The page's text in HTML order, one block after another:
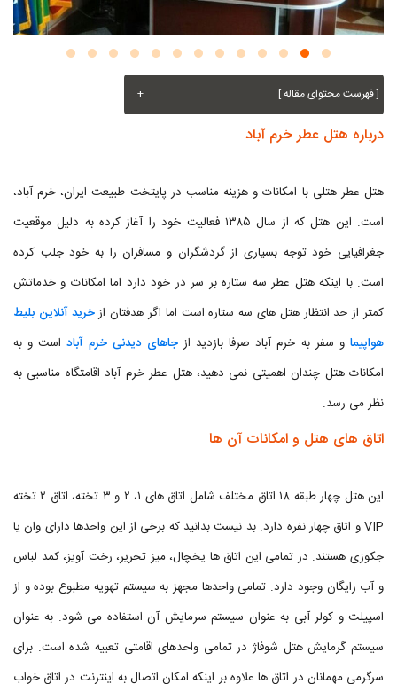
[ فهرست محتوای مقاله ] +
درباره هتل عطر خرم آباد
هتل عطر هتلی با امکانات و هزینه مناسب در پایتخت طبیعت ایران، خرم آباد،
است. این هتل که از سال ۱۳۸۵ فعالیت خود را آغاز کرده به دلیل موقعیت
جغرافیایی خود توجه بسیاری از گردشگران و مسافران را به خود جلب کرده
است. با اینکه هتل عطر سه ستاره بر سر در خود دارد اما امکانات و خدماتش
کمتر از حد انتظار هتل های سه ستاره است اما اگر هدفتان ازخرید آنلاین بلیط
هواپیماو سفر به خرم آباد صرفا بازدید ازجاهای دیدنی خرم آباداست و به
امکانات هتل چندان اهمیتی نمی دهید، هتل عطر خرم آباد اقامتگاه مناسبی به
نظر می رسد.
اتاق های هتل و امکانات آن ها
این هتل چهار طبقه ۱۸ اتاق مختلف شامل اتاق های ۱، ۲ و ۳ تخته، اتاق ۲ تخته
VIP و اتاق چهار نفره دارد. بد نیست بدانید که برخی از این واحدها دارای وان یا
جکوزی هستند. در تمامی این اتاق ها یخچال، میز تحریر، رخت آویز، کمد لباس
و آب رایگان وجود دارد‌. تمامی واحدها مجهز به سیستم تهویه مطبوع بوده و از
اسپیلت و کولر آبی به عنوان سیستم سرمایش آن استفاده می شود. به عنوان
سیستم گرمایش هتل شوفاژ در تمامی واحدهای اقامتی تعبیه شده است. برای
سرگرمی مهمانان در اتاق ها علاوه بر اینکه امکان اتصال به اینترنت در اتاق خواب